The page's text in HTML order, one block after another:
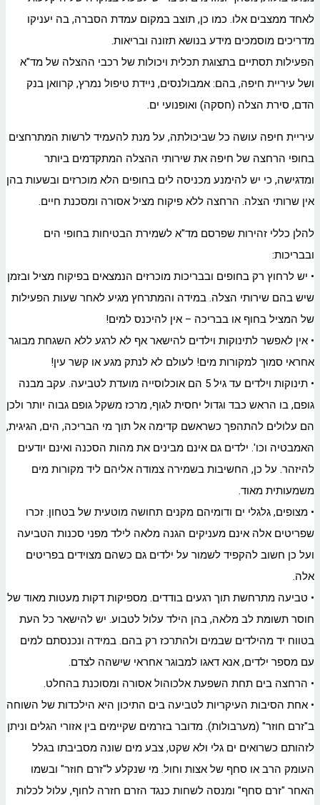
לאחד ממצבים אלו. כמו כן, תוצב במקום עמדת הסברה, בה יעניקו
מדריכים מוסמכים מידע בנושא תזונה ובריאות.
הפעילות תסתיים בתצוגת תכלית ויכולות של רכבי ההצלה של מד"א
ושל עיריית חיפה, בהם: אמבולנסים, ניידת טיפול נמרץ, קרוואן בנק
הדם, סירת הצלה (חסקה) ואופנועי ים.
עיריית חיפה עושה כל שביכולתה, על מנת להעמיד לרשות המתרחצים
בחופי הרחצה של חיפה את שירותי ההצלה המתקדמים ביותר
ומדגישה, כי יש להימנע מכניסה לים בחופים הלא מוכרזים ובשעות בהן
אין שרותי הצלה. הרחצה ללא פיקוח מציל אסורה ומסכנת חיים.
להלן כללי זהירות שפרסם מד"א לשמירת הבטיחות בחופי הים
ובבריכות:
• יש לרחוץ רק בחופים ובבריכות מוכרזים הנמצאים בפיקוח מציל ובזמן
שיש בהם שירותי הצלה. במידה והמתרחץ מגיע לאחר שעות הפעילות
של המציל בחוף או בבריכה – אין להיכנס למים!
• אין לאפשר לתינוקות וילדים להישאר אף לא לרגע ללא השגחת מבוגר
אחראי סמוך למקורות מים! לעולם לא לנתק מגע או קשר עין!
• תינוקות וילדים עד גיל 5 הם אוכלוסייה מועדת לטביעה. עקב מבנה
גופם, בו הראש כבד וגדול יחסית לגוף, מרכז משקל גופם גבוה יותר ולכן
הם עלולים להתהפך כשראשם קדימה אל תוך מי הבריכה, הים, הגיגית,
האמבטיה וכו'. ילדים גם אינם מבינים את מהות הסכנה ואינם יודעים
להיזהר. על כן, החשיבות בשמירה צמודה אליהם ליד מקורות מים
משמעותית מאוד.
• מצופים, גלגלי ים ודומיהם מקנים תחושה מוטעית של בטחון. זכרו
שפריטים אלה אינם מעניקים הגנה מלאה לילד מפני סכנות הטביעה
ועל כן חשוב להקפיד לשמור על ילדים גם כשהם מצוידים בפריטים
אלה.
• טביעה מתרחשת תוך רגעים בודדים. מספיקות דקות מעטות מאוד של
חוסר תשומת לב מלאה, בהן הילד עלול לטבוע. יש להישאר כל העת
בטווח יד מהילדים שבמים ולהתרכז רק בהם. במידה ונכנסתם למים
עם מספר ילדים, אנא דאגו למבוגר אחראי שישהה לצדם.
• הרחצה בים תחת השפעת אלכוהול אסורה ומסוכנת בהחלט.
• אחת הסיבות העיקריות לטביעה בים התיכון היא הילכדות של השוחה
ב"זרם חוזר" (מערבולות). מדובר בזרמים שקיימים בין אזורי הגלים וניתן
לזהותם כשרואים ים גלי ולא שקט, צבע מים שונה מסביבתו בגלל
העומק הרב או סחף של אצות וחול. מי שנקלע ל"זרם חוזר" ובשמו
האחר "זרם סחף" ומנסה לשחות כנגד הזרם חזרה לחוף, עלול לכלות